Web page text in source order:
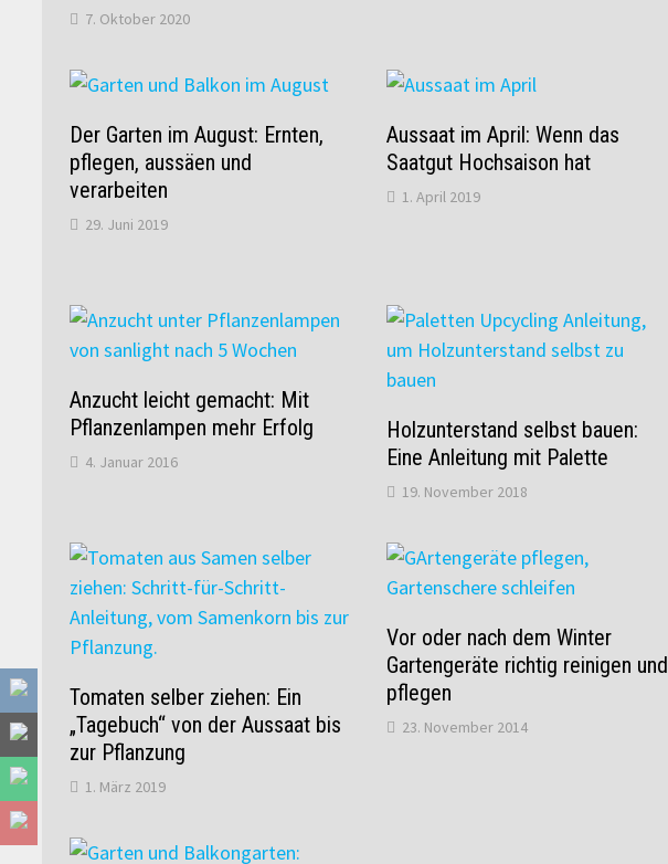
7. Oktober 2020
Der Garten im August: Ernten,
pflegen, aussäen und
verarbeiten
29. Juni 2019
Aussaat im April: Wenn das
Saatgut Hochsaison hat
1. April 2019
Anzucht leicht gemacht: Mit
Pflanzenlampen mehr Erfolg
4. Januar 2016
Holzunterstand selbst bauen:
Eine Anleitung mit Palette
19. November 2018
Tomaten selber ziehen: Ein
„Tagebuch“ von der Aussaat bis
zur Pflanzung
1. März 2019
Vor oder nach dem Winter
Gartengeräte richtig reinigen und
pflegen
23. November 2014